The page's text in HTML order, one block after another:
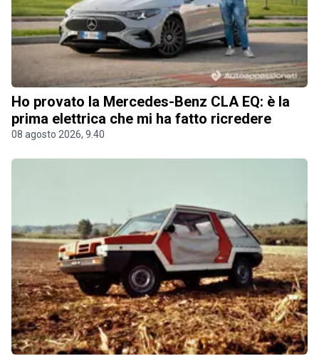
Ho provato la Mercedes-Benz CLA EQ: è la
prima elettrica che mi ha fatto ricredere
08 agosto 2026, 9.40